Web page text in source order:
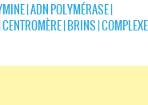
|ADN POLYMÉRASE|
|CENTROMÈRE|BRINS|COMPLEXE